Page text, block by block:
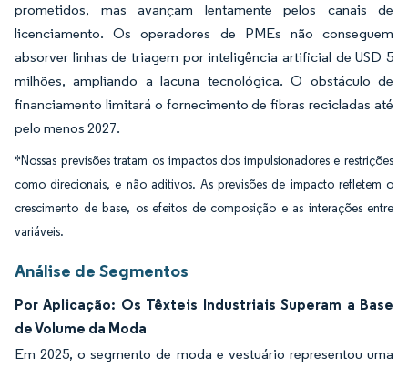
prometidos, mas avançam lentamente pelos canais de
licenciamento. Os operadores de PMEs não conseguem
absorver linhas de triagem por inteligência artificial de USD 5
milhões, ampliando a lacuna tecnológica. O obstáculo de
financiamento limitará o fornecimento de fibras recicladas até
pelo menos 2027.
*Nossas previsões tratam os impactos dos impulsionadores e restrições
como direcionais, e não aditivos. As previsões de impacto refletem o
crescimento de base, os efeitos de composição e as interações entre
variáveis.
Análise de Segmentos
Por Aplicação: Os Têxteis Industriais Superam a Base
de Volume da Moda
Em 2025, o segmento de moda e vestuário representou uma